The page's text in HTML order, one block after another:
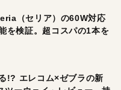
（セリア）の60W対応
を検証。超コスパの1本を
!? エレコム×ゼブラの新